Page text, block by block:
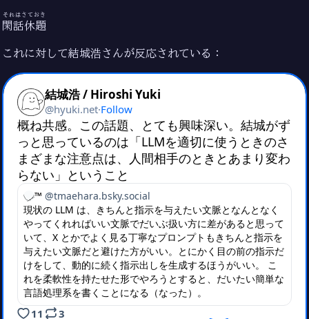
閑話休題
それはさておき
これに対して結城浩さんが反応されている：